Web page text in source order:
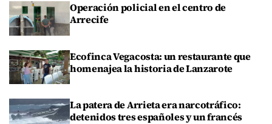
Operación policial en el centro de
Arrecife
Ecofinca Vegacosta: un restaurante que
homenajea la historia de Lanzarote
La patera de Arrieta era narcotráfico:
detenidos tres españoles y un francés